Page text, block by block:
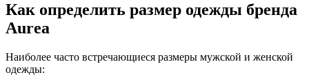
Как определить размер одежды брендa
Aurea
Наиболее часто встречающиеся размеры мужской и женской
одежды: